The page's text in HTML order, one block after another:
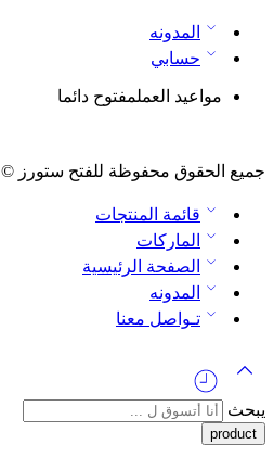
المدونه
حسابي
مواعيد العملمفتوح دائما
جميع الحقوق محفوظة للفتح ستورز © 2025
قائمة المنتجات
الماركات
الصفحة الرئيسية
المدونه
تـواصل معنا
يبحث